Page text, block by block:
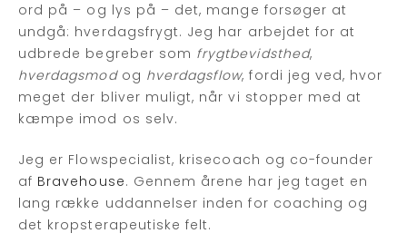
ord på – og lys på – det, mange forsøger at
undgå: hverdagsfrygt. Jeg har arbejdet for at
udbrede begreber som frygtbevidsthed,
hverdagsmodog hverdagsflow, fordi jeg ved, hvor
meget der bliver muligt, når vi stopper med at
kæmpe imod os selv.
Jeg er Flowspecialist, krisecoach og co-founder
af Bravehouse. Gennem årene har jeg taget en
lang række uddannelser inden for coaching og
det kropsterapeutiske felt.